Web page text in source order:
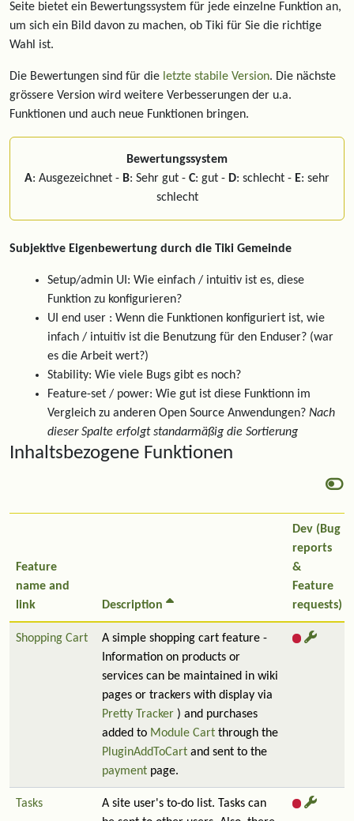
Seite bietet ein Bewertungssystem für jede einzelne Funktion an,
um sich ein Bild davon zu machen, ob Tiki für Sie die richtige
Wahl ist.
Die Bewertungen sind für die letzte stabile Version. Die nächste
grössere Version wird weitere Verbesserungen der u.a.
Funktionen und auch neue Funktionen bringen.
Bewertungssystem
A: Ausgezeichnet - B: Sehr gut - C: gut - D: schlecht - E: sehr
schlecht
Subjektive Eigenbewertung durch die Tiki Gemeinde
Setup/admin UI: Wie einfach / intuitiv ist es, diese
Funktion zu konfigurieren?
UI end user : Wenn die Funktionen konfiguriert ist, wie
infach / intuitiv ist die Benutzung für den Enduser? (war
es die Arbeit wert?)
Stability: Wie viele Bugs gibt es noch?
Feature-set / power: Wie gut ist diese Funktionn im
Vergleich zu anderen Open Source Anwendungen? Nach
dieser Spalte erfolgt standarmäßig die Sortierung
Inhaltsbezogene Funktionen
Feature
name and
link
Description
Dev (Bug
reports
&
Feature
requests)
Shopping Cart
A simple shopping cart feature -
Information on products or
services can be maintained in wiki
pages or trackers with display via
Pretty Tracker ) and purchases
added to Module Cart through the
PluginAddToCart and sent to the
payment page.
Tasks
A site user's to-do list. Tasks can